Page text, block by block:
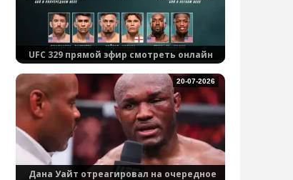
UFC 329 прямой эфир смотреть онлайн
Дана Уайт отреагировал на очередное
20-07-2026